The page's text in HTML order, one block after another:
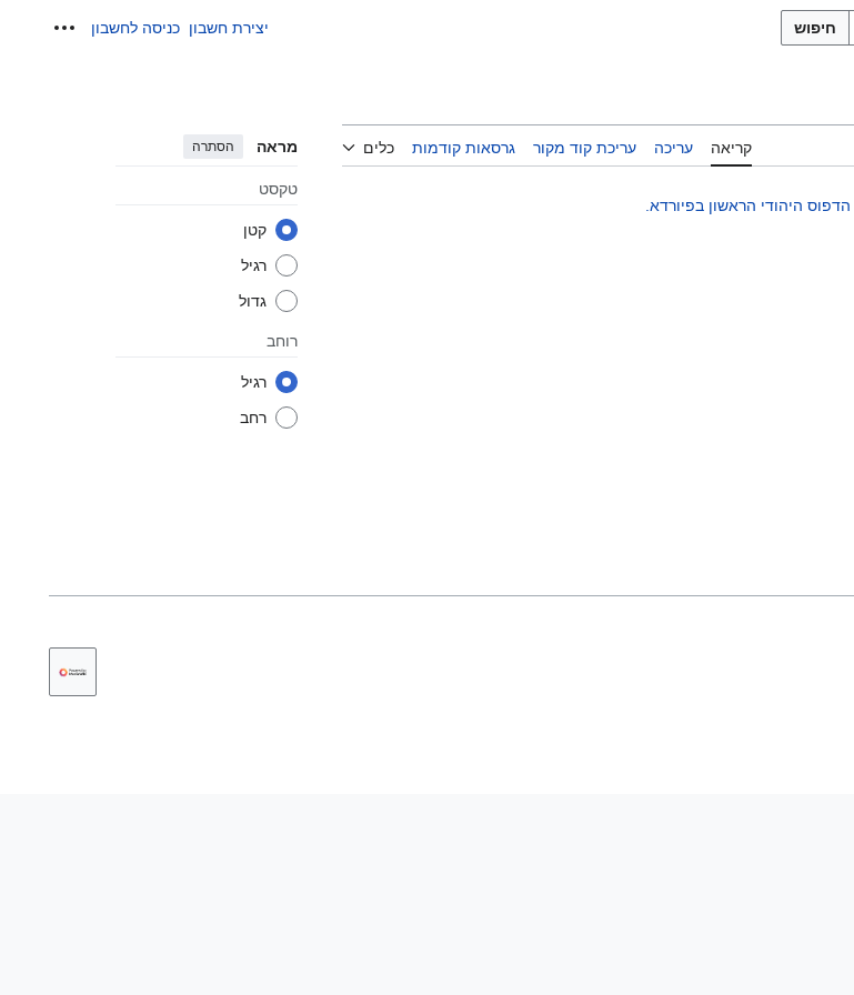
חיפוש יצירת חשבון כניסה לחשבוןכלים אישיים
קריאה עריכה עריכת קוד מקור גרסאות קודמות כלים מראה הסתרה
טקסט
קטן
רגיל
גדול
רוחב
רגיל
רחב
הדפוס היהודי הראשון בפיורדא.